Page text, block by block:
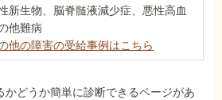
新生物、脳脊髄液減少症、悪性高血
他難病
他の障害の受給事例はこちら
かどうか簡単に診断できるページがあ